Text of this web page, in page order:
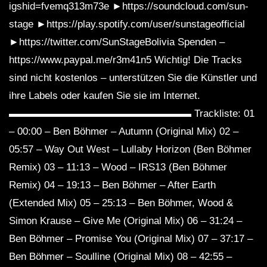
igshid=fvemq313m73e ►https://soundcloud.com/sun-
stage ►https://play.spotify.com/user/sunstageofficial
►https://twitter.com/SunStageBolivia Spenden –
https://www.paypal.me/r3m41n5 Wichtig! Die Tracks
sind nicht kostenlos – unterstützen Sie die Künstler und
ihre Labels oder kaufen Sie sie im Internet.
▬▬▬▬▬▬▬▬▬▬▬▬▬▬▬▬▬▬ Trackliste: 01
– 00:00 – Ben Böhmer – Autumn (Original Mix) 02 –
05:57 – Way Out West – Lullaby Horizon (Ben Böhmer
Remix) 03 – 11:13 – Wood – IRS13 (Ben Böhmer
Remix) 04 – 19:13 – Ben Böhmer – After Earth
(Extended Mix) 05 – 25:13 – Ben Böhmer, Wood &
Simon Krause – Give Me (Original Mix) 06 – 31:24 –
Ben Böhmer – Promise You (Original Mix) 07 – 37:17 –
Ben Böhmer – Soulline (Original Mix) 08 – 42:55 –